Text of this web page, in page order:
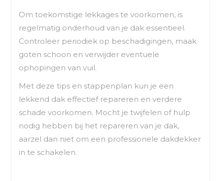
Om toekomstige lekkages te voorkomen, is
regelmatig onderhoud van je dak essentieel.
Controleer periodiek op beschadigingen, maak
goten schoon en verwijder eventuele
ophopingen van vuil.
Met deze tips en stappenplan kun je een
lekkend dak effectief repareren en verdere
schade voorkomen. Mocht je twijfelen of hulp
nodig hebben bij het repareren van je dak,
aarzel dan niet om een professionele dakdekker
in te schakelen.